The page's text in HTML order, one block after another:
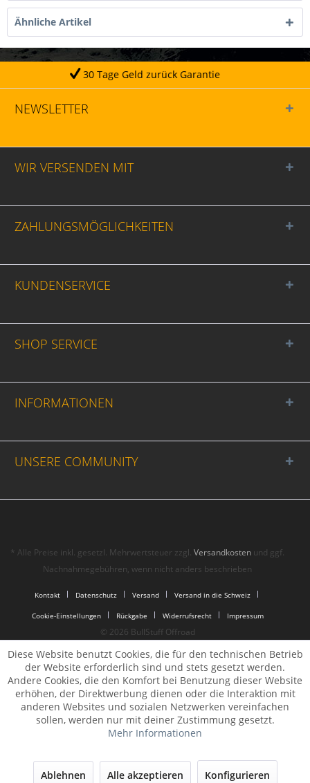
Ähnliche Artikel
Geld zurück Garantie
NEWSLETTER
WIR VERSENDEN MIT
ZAHLUNGSMÖGLICHKEITEN
KUNDENSERVICE
SHOP SERVICE
INFORMATIONEN
UNSERE COMMUNITY
* Alle Preise inkl. gesetzl. Mehrwertsteuer zzgl.Versandkosten und ggf.
Nachnahmegebühren, wenn nicht anders beschrieben
Kontakt Datenschutz Versand Versand in die Schweiz
Cookie-Einstellungen Rückgabe Widerrufsrecht Impressum
© 2026 BullStuff Offroad
Diese Website benutzt Cookies, die für den technischen Betrieb
der Website erforderlich sind und stets gesetzt werden.
Andere Cookies, die den Komfort bei Benutzung dieser Website
erhöhen, der Direktwerbung dienen oder die Interaktion mit
anderen Websites und sozialen Netzwerken vereinfachen
sollen, werden nur mit deiner Zustimmung gesetzt.
Mehr Informationen
Ablehnen Alle akzeptieren Konfigurieren